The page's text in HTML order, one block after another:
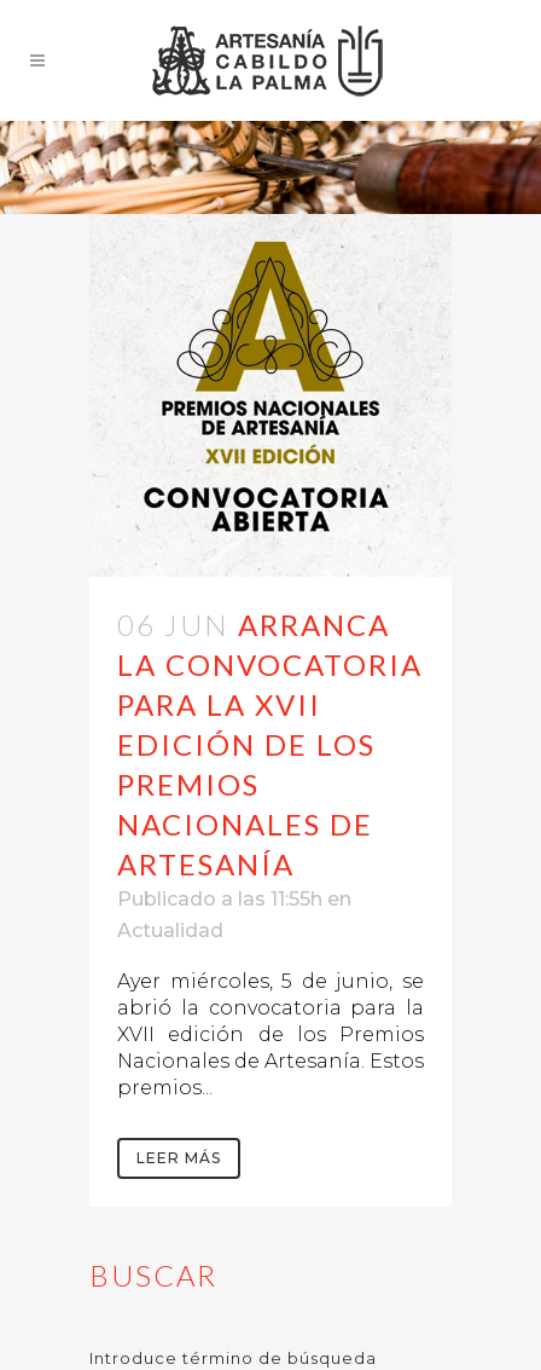
06 JUN ARRANCA
LA CONVOCATORIA
PARA LA XVII
EDICIÓN DE LOS
PREMIOS
NACIONALES DE
ARTESANÍA
Publicado a las 11:55h en
Actualidad
Ayer miércoles, 5 de junio, se
abrió la convocatoria para la
XVII edición de los Premios
Nacionales de Artesanía. Estos
premios...
LEER MÁS
BUSCAR
Introduce término de búsqueda